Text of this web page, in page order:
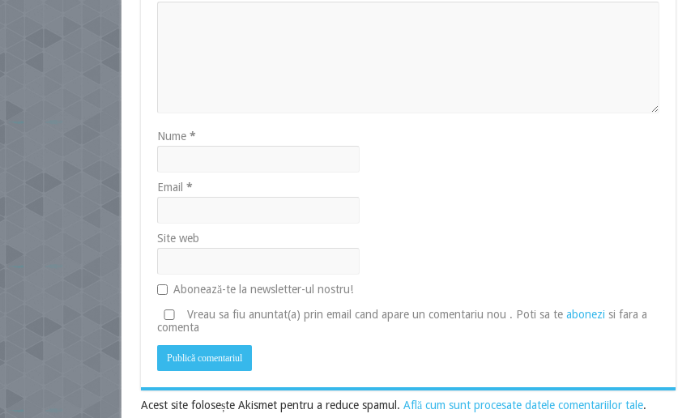
Nume *
Email *
Site web
Abonează-te la newsletter-ul nostru!
Vreau sa fiu anuntat(a) prin email cand apare un comentariu nou . Poti sa te abonezi si fara a
comenta
Acest site folosește Akismet pentru a reduce spamul. Află cum sunt procesate datele comentariilor tale.